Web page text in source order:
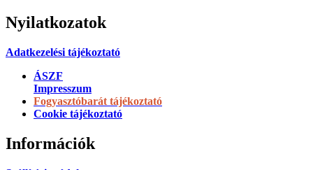
Nyilatkozatok
Adatkezelési tájékoztató
ÁSZF
Impresszum
Fogyasztóbarát tájékoztató
Cookie tájékoztató
Információk